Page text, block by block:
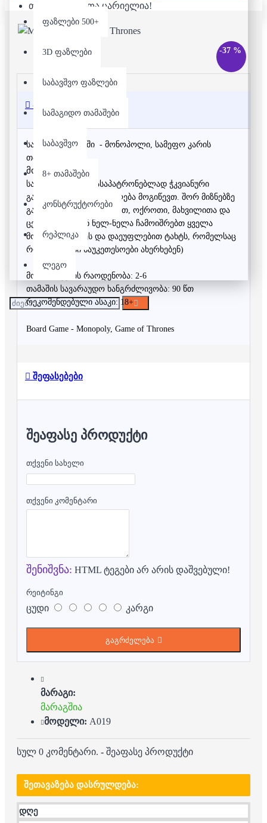
ფაზლები 500+
3D ფაზლები
საბავშვო ფაზლები
სამაგიდო თამაშები
საბავშვო
8+ თამაშები
კონსტრუქტორები
რეპლიკა
ლეგო
თქვენი კალათა ცარიელია!
-37 %
აღწერა
სამაგიდო თამაში  - მონოპოლი, სამეფო კარის
თამაშები
მონოპოლი
სამეფო ტახტის დასაპატრონებლად ჭკვიანური
გადაწყვეტილებების მიღება მოგიწევთ. შორ მიზნებზე
გათვლით, ბევრი შრომით, ოქროთი, მახვილითა და
ცეცხლით თქვენ ნელ-ნელა ჩამოიშრებთ ყველა
მოწინააღმდეგეს და დაეუფლებით ტახტს, რომელსაც
როგორც წესი საუკეთესოები ახერხებენ)
მოთამაშეების რაოდენობა: 2-6
თამაშის სავარაუდო ხანგრძლივობა: 90 წთ
რეკომენდებული ასაკი: 18+
Board Game - Monopoly, Game of Thrones
შეფასებები
ᲨᲔᲐᲤᲐᲡᲔ ᲞᲠᲝᲓᲣᲥᲢᲘ
თქვენი სახელი
თქვენი კომენტარი
შენიშვნა: HTML ტეგები არ არის დაშვებული!
რეიტინგი
ცუდი კარგი
გაგრძელება
მარაგი:
მარაგშია
მოდელი: A019
სულ 0 კომენტარი. - შეაფასე პროდუქტი
ᲨᲔᲗᲐᲕᲐᲖᲔᲑᲐ ᲓᲐᲡᲠᲣᲚᲓᲔᲑᲐ:
დღე